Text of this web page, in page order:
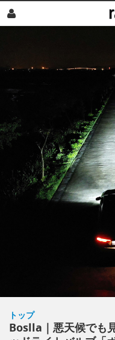
トップ
Boslla｜悪天候でも